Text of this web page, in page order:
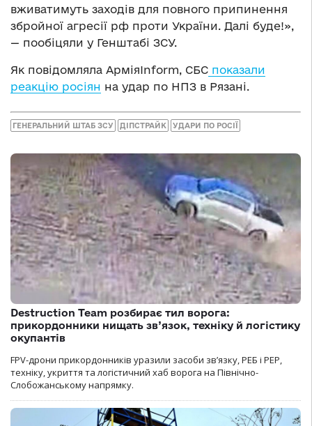
вживатимуть заходів для повного припинення
збройної агресії рф проти України. Далі буде!»,
— пообіцяли у Генштабі ЗСУ.
Як повідомляла АрміяInform, СБС показали
реакцію росіян на удар по НПЗ в Рязані.
ГЕНЕРАЛЬНИЙ ШТАБ ЗСУ ДІПСТРАЙК УДАРИ ПО РОСІЇ
Destruction Team розбирає тил ворога:
прикордонники нищать зв’язок, техніку й логістику
окупантів
FPV-дрони прикордонників уразили засоби зв’язку, РЕБ і РЕР,
техніку, укриття та логістичний хаб ворога на Північно-
Слобожанському напрямку.